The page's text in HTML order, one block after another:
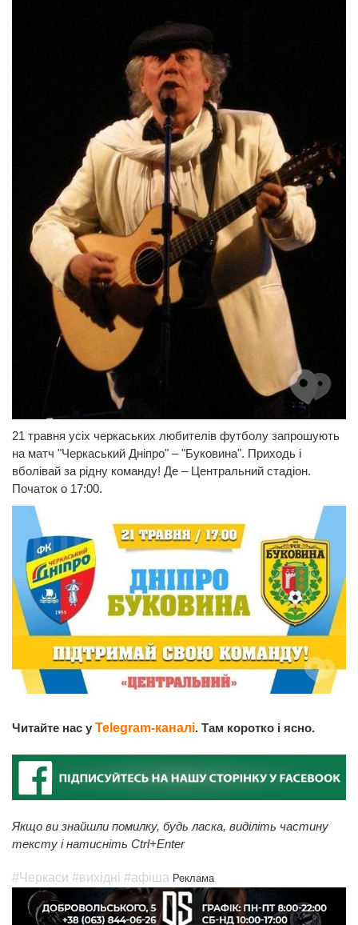
21 травня усіх черкаських любителів футболу запрошують
на матч "Черкаський Дніпро" – "Буковина". Приходь і
вболівай за рідну команду! Де – Центральний стадіон.
Початок о 17:00.
Читайте нас у Telegram-каналі. Там коротко і ясно.
Якщо ви знайшли помилку, будь ласка, виділіть частину
тексту і натисніть Ctrl+Enter
#Черкаси #вихідні #афіша Реклама